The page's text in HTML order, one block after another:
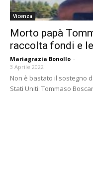
Vicenza
Morto papà
raccolta fondi e
Mariagrazia Bonollo -
3 Aprile 2022
Non è bastato il sostegno
Stati Uniti: Tommaso